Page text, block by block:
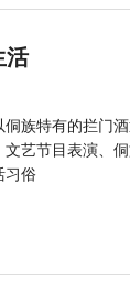
活
族特有的拦门
艺节目表演、
习俗